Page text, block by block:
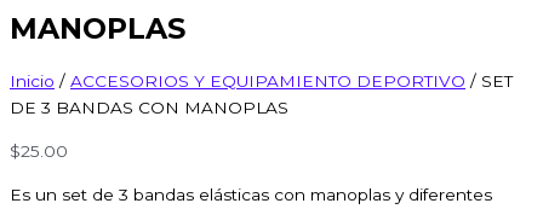
MANOPLAS
Inicio / ACCESORIOS Y EQUIPAMIENTO DEPORTIVO / SET
DE 3 BANDAS CON MANOPLAS
$25.00
Es un set de 3 bandas elásticas con manoplas y diferentes